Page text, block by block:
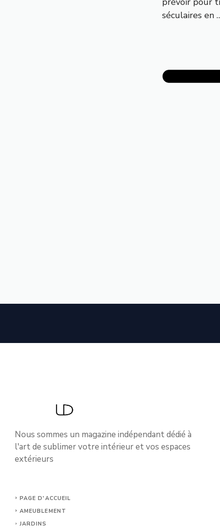
séculaires en
Nous sommes un magazine indépendant dédié à
l'art de sublimer votre intérieur et vos espaces
extérieurs
PAGE D'ACCUEIL
AMEUBLEMENT
JARDINS